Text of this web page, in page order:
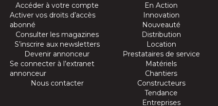
Accéder à votre compte
Activer vos droits d’accès
abonné
Consulter les magazines
S’inscrire aux newsletters
Devenir annonceur
Se connecter à l’extranet
annonceur
Nous contacter
En Action
Innovation
Nouveauté
Distribution
Location
Prestataires de service
Matériels
Chantiers
Constructeurs
Tendance
Entreprises